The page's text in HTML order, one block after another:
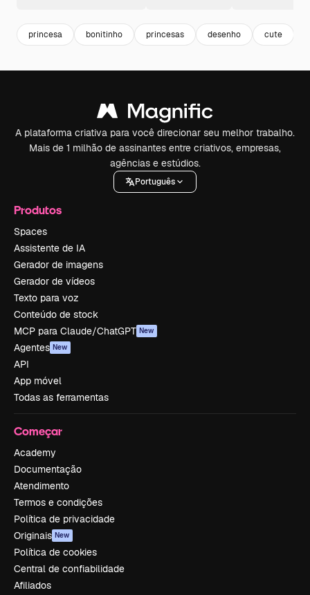
princesa bonitinho princesas desenho cute
A plataforma criativa para você direcionar seu melhor trabalho.
Mais de 1 milhão de assinantes entre criativos, empresas,
agências e estúdios.
Português
Produtos
Spaces
Assistente de IA
Gerador de imagens
Gerador de vídeos
Texto para voz
Conteúdo de stock
MCP para Claude/ChatGPT New
Agentes New
API
App móvel
Todas as ferramentas
Começar
Academy
Documentação
Atendimento
Termos e condições
Política de privacidade
Originais New
Política de cookies
Central de confiabilidade
Afiliados